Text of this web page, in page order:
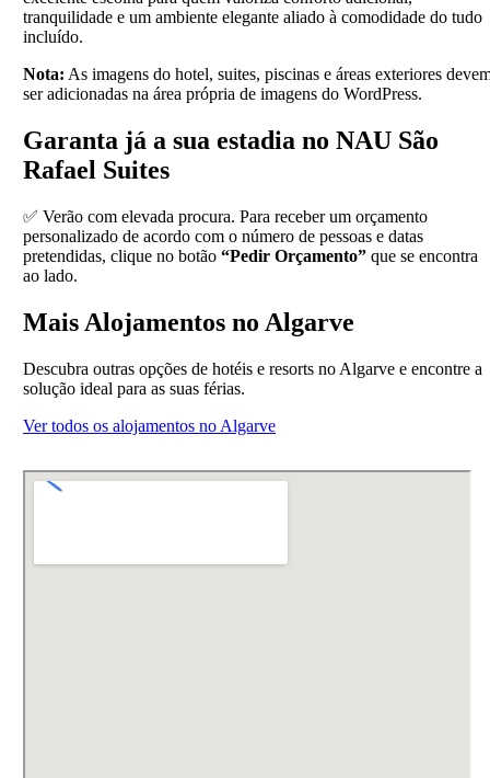
tranquilidade e um ambiente elegante aliado à comodidade do tudo
incluído.
Nota: As imagens do hotel, suites, piscinas e áreas exteriores
ser adicionadas na área própria de imagens do WordPress.
Garanta já a sua estadia no NAU São
Rafael Suites
✅ Verão com elevada procura. Para receber um orçamento
personalizado de acordo com o número de pessoas e datas
pretendidas, clique no botão “Pedir Orçamento”que se encontra
ao lado.
Mais Alojamentos no Algarve
Descubra outras opções de hotéis e resorts no Algarve e encontre a
solução ideal para as suas férias.
Ver todos os alojamentos no Algarve